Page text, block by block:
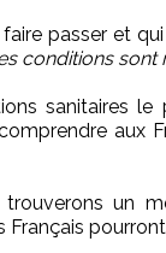
passer et
conditions sont
sanitaires
aux
trouverons un
Français